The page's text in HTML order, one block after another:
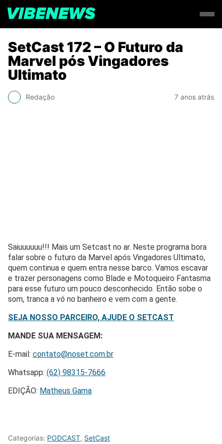
SetCast 172 – O Futuro da
Marvel pós Vingadores
Ultimato
Redação 7 anos atrás
Saiuuuuuu!!! Mais um Setcast no ar. Neste programa bora
falar sobre o futuro da Marvel após Vingadores Ultimato,
quem continua e quem entra nesse barco. Vamos escavar
e trazer personagens como Blade e Motoqueiro Fantasma
para esse futuro um pouco desconhecido. Então sobe o
som, tranca a vó no banheiro e vem com a gente.
SEJA NOSSO PARCEIRO, AJUDE O SETCAST
MANDE SUA MENSAGEM:
E-mail: contato@noset.com.br
Whatsapp: (62) 98315-7666
EDIÇÃO: Matheus Gama
Categorias: PODCAST, SetCast